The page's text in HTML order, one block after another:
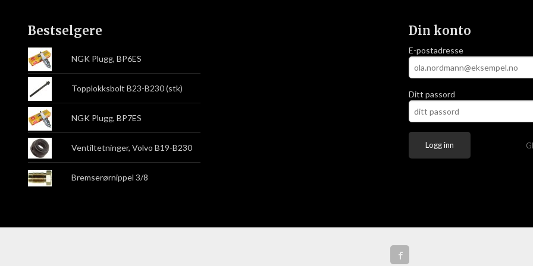
Bestselgere
NGK Plugg, BP6ES
Topplokksbolt B23-B230 (stk)
NGK Plugg, BP7ES
Ventiltetninger, Volvo B19-B230
Bremserørnippel 3/8
Din konto
E-postadresse
Ditt passord